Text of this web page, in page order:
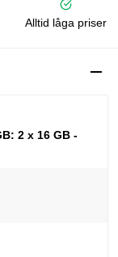
Alltid låga priser
2 x 16 GB -